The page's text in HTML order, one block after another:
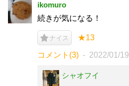
ikomuro
続きが気になる！
ナイス ★13
コメント(3) 2022/01/19
シャオフイ